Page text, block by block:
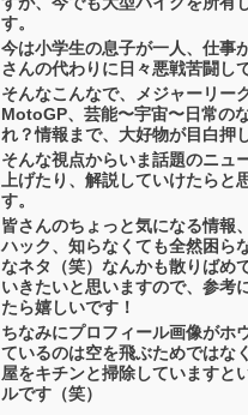
す。
今は小学生の息子が一人、仕事
さんの代わりに日々悪戦苦闘し
そんなこんなで、メジャーリー
MotoGP、芸能〜宇宙〜日常の
れ？情報まで、大好物が目白押
そんな視点からいま話題のニュ
上げたり、解説していけたらと
す。
皆さんのちょっと気になる情報
ハック、知らなくても全然困ら
なネタ（笑）なんかも散りばめ
いきたいと思いますので、参考
たら嬉しいです！
ちなみにプロフィール画像がホ
ているのは空を飛ぶためではな
屋をキチンと掃除していますと
ルです（笑）